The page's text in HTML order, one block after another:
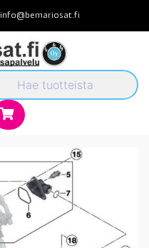
info@bemariosat.fi